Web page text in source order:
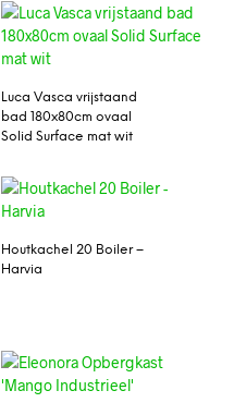
Luca Vasca vrijstaand
bad 180x80cm ovaal
Solid Surface mat wit
Houtkachel 20 Boiler –
Harvia